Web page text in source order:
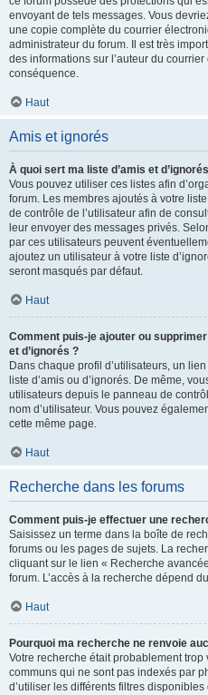
envoyant de tels messages. Vous
une copie complète du courrier
administrateur du forum. Il est très
des informations sur l’auteur du
conséquence.
Haut
Amis et ignorés
À quoi sert ma liste d’amis et
Vous pouvez utiliser ces listes afin
forum. Les membres ajoutés à votre
de contrôle de l’utilisateur afin de
leur envoyer des messages privés.
par ces utilisateurs peuvent
ajoutez un utilisateur à votre liste
seront masqués par défaut.
Haut
Comment puis-je ajouter ou
et d’ignorés ?
Dans chaque profil d’utilisateurs, un
liste d’amis ou d’ignorés. De même,
utilisateurs depuis le panneau de
nom d’utilisateur. Vous pouvez
cette même page.
Haut
Recherche dans les forums
Comment puis-je effectuer une
Saisissez un terme dans la boîte de
forums ou les pages de sujets. La
cliquant sur le lien « Recherche
forum. L’accès à la recherche dépend
Haut
Pourquoi ma recherche ne renvoie
Votre recherche était probablement
communs qui ne sont pas indexés par
d’utiliser les différents filtres